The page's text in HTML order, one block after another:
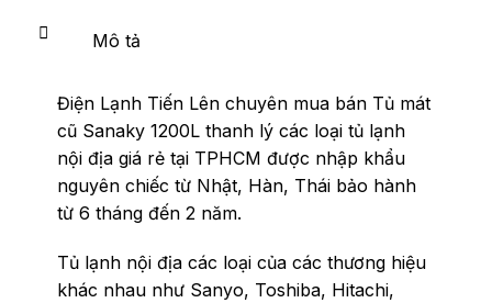
Mô tả
Điện Lạnh Tiến Lên chuyên mua bán Tủ mát
cũ Sanaky 1200L thanh lý các loại tủ lạnh
nội địa giá rẻ tại TPHCM được nhập khẩu
nguyên chiếc từ Nhật, Hàn, Thái bảo hành
từ 6 tháng đến 2 năm.
Tủ lạnh nội địa các loại của các thương hiệu
khác nhau như Sanyo, Toshiba, Hitachi,